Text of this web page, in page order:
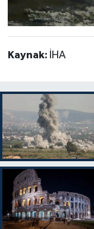
Kaynak: İHA